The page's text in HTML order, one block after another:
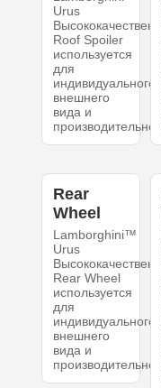
Urus
Roof Spoiler
используется
для
индивидуального
внешнего
вида и
Rear
Wheel
Lamborghini™
Urus
Rear Wheel
используется
для
индивидуального
внешнего
вида и